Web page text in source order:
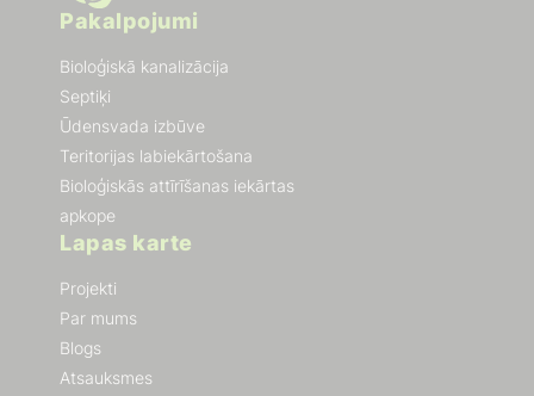
Pakalpojumi
Bioloģiskā kanalizācija
Septiķi
Ūdensvada izbūve
Teritorijas labiekārtošana
Bioloģiskās attīrīšanas iekārtas
apkope
Lapas karte
Projekti
Par mums
Blogs
Atsauksmes